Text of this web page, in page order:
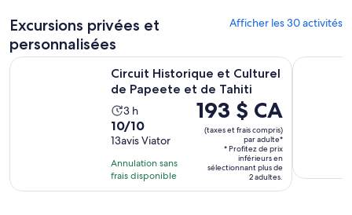
adulte
Excursions privées et
personnalisées
Afficher les 30 activités
Circuit Historique et Culturel
de Papeete et de Tahiti
L’activité
dure
3 heures
3 h
10.0
sur
10
avec
13 avis
10/10
13avis Viator
Annulation sans
frais disponible
Le
prix
est
de 193 $ CA.
par
adulte*
193 $ CA
(taxes et frais compris)
par adulte*
* Profitez de prix
inférieurs en
sélectionnant plus de
2 adultes.
Circuit Historique et Culturel de Papeete et de TahitiSafari de